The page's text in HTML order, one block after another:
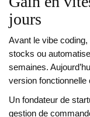
jours
Avant le vibe
stocks ou
semaines.
version fonctionnelle
Un fondateur de
gestion de